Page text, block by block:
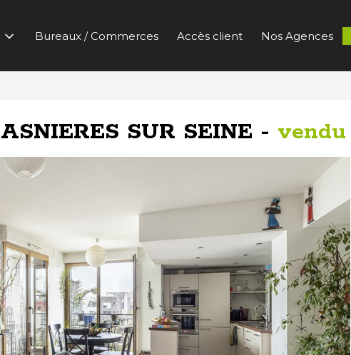
Bureaux / Commerces Accès client Nos Agences
SUR SEINE - vendu